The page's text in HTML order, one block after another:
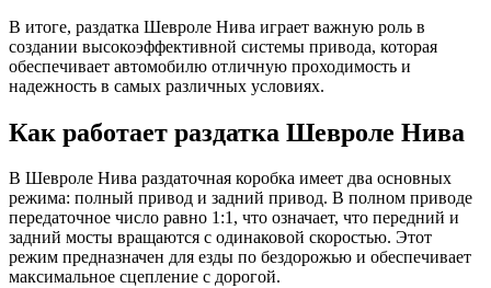
В итоге, раздатка Шевроле Нива играет важную роль в
создании высокоэффективной системы привода, которая
обеспечивает автомобилю отличную проходимость и
надежность в самых различных условиях.
Как работает раздатка Шевроле Нива
В Шевроле Нива раздаточная коробка имеет два основных
режима: полный привод и задний привод. В полном приводе
передаточное число равно 1:1, что означает, что передний и
задний мосты вращаются с одинаковой скоростью. Этот
режим предназначен для езды по бездорожью и обеспечивает
максимальное сцепление с дорогой.